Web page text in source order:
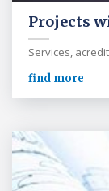
Projects
Services,
find more